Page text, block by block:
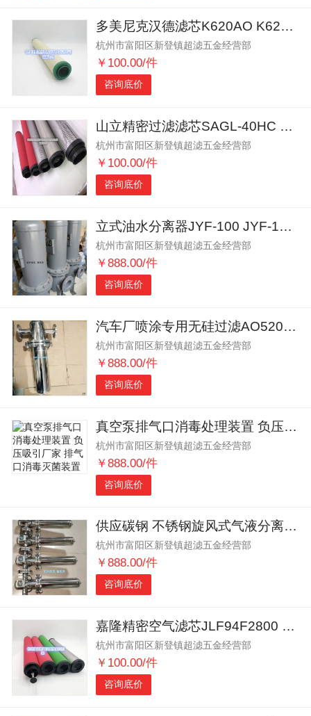
多美尼克汉德滤芯K620AO K620AA K620ACS
杭州市富阳区新登镇超滤五金经营部
￥100.00/件
咨询底价
山立精密过滤滤芯SAGL-40HC SAGL-40HT
杭州市富阳区新登镇超滤五金经营部
￥100.00/件
咨询底价
立式油水分离器JYF-100 JYF-120 JYF-150
杭州市富阳区新登镇超滤五金经营部
￥888.00/件
咨询底价
汽车厂喷涂专用无硅过滤AO5200F-SSC/SF
杭州市富阳区新登镇超滤五金经营部
￥888.00/件
咨询底价
真空泵排气口消毒处理装置 负压吸引厂家 排气口消毒灭菌装置
杭州市富阳区新登镇超滤五金经营部
￥888.00/件
咨询底价
供应碳钢 不锈钢旋风式气液分离器 压缩空气过滤器
杭州市富阳区新登镇超滤五金经营部
￥888.00/件
咨询底价
嘉隆精密空气滤芯JLF94F2800 JLF74F2800
杭州市富阳区新登镇超滤五金经营部
￥100.00/件
咨询底价